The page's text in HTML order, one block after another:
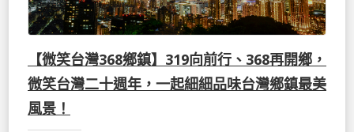
【微笑台灣368鄉鎮】319向前行、368再開鄉，
微笑台灣二十週年，一起細細品味台灣鄉鎮最美
風景！